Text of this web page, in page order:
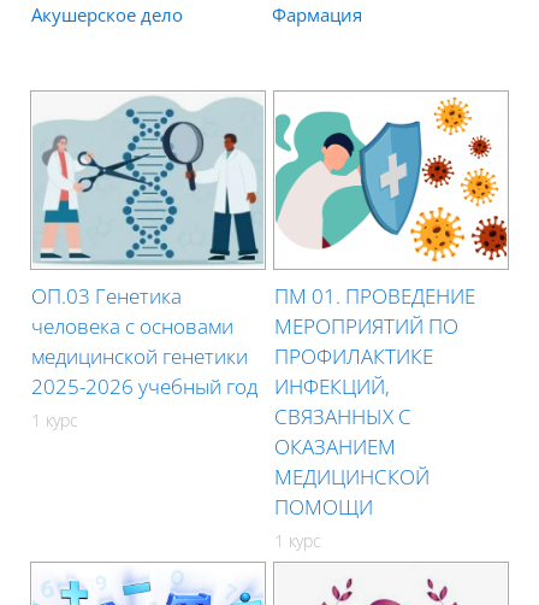
Акушерское дело Фармация
ОП.03 Генетика
человека с основами
медицинской генетики
2025-2026 учебный год
1 курс
ПМ 01. ПРОВЕДЕНИЕ
МЕРОПРИЯТИЙ ПО
ПРОФИЛАКТИКЕ
ИНФЕКЦИЙ,
СВЯЗАННЫХ С
ОКАЗАНИЕМ
МЕДИЦИНСКОЙ
ПОМОЩИ
1 курс